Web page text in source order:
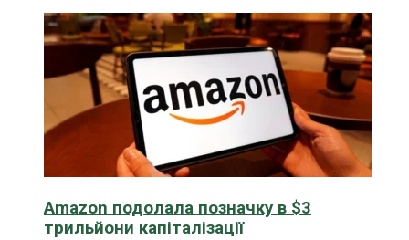
Amazon подолала позначку в $3
трильйони капіталізації